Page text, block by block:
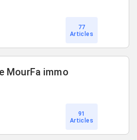
77
Articles
MourFa immo
91
Articles